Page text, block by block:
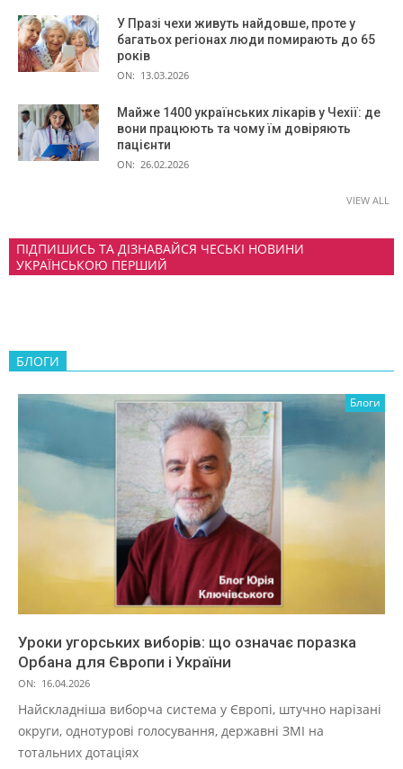
У Празі чехи живуть найдовше, проте у
багатьох регіонах люди помирають до 65
років
ON: 13.03.2026
Майже 1400 українських лікарів у Чехії: де
вони працюють та чому їм довіряють
пацієнти
ON: 26.02.2026
VIEW ALL
ПІДПИШИСЬ ТА ДІЗНАВАЙСЯ ЧЕСЬКІ НОВИНИ
УКРАЇНСЬКОЮ ПЕРШИЙ
БЛОГИ
Блоги
Уроки угорських виборів: що означає поразка
Орбана для Європи і України
ON: 16.04.2026
Найскладніша виборча система у Європі, штучно нарізані
округи, однотурові голосування, державні ЗМІ на
тотальних дотаціях